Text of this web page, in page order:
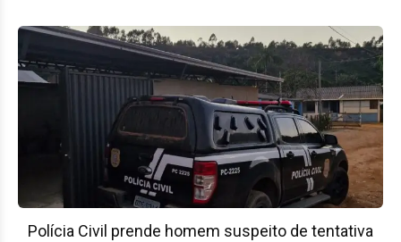
Polícia Civil prende homem suspeito de tentativa